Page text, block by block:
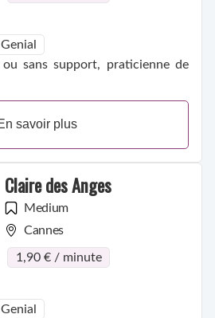
Genial
sans support, praticienne de
savoir plus
Claire des Anges
Medium
Cannes
1,90 € / minute
Genial